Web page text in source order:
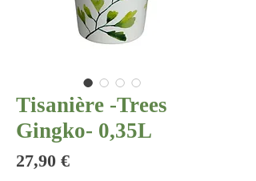
Tisanière -Trees
Gingko- 0,35L
27,90 €Prix